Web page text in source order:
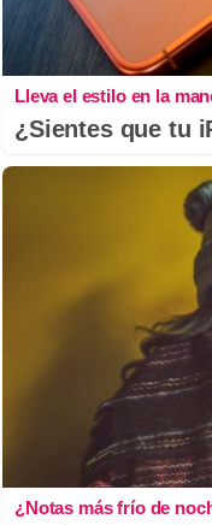
Lleva el estilo en la
¿Sientes que tu
¿Notas más frío de